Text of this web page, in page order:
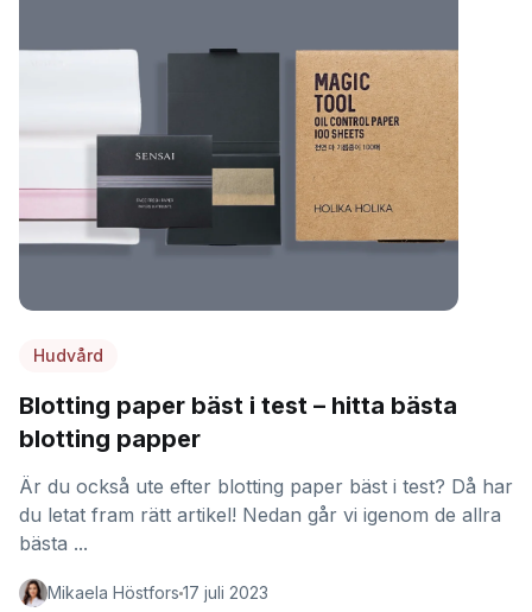
Hudvård
Blotting paper bäst i test – hitta bästa
blotting papper
Är du också ute efter blotting paper bäst i test? Då har
du letat fram rätt artikel! Nedan går vi igenom de allra
bästa ...
Mikaela Höstfors 17 juli 2023